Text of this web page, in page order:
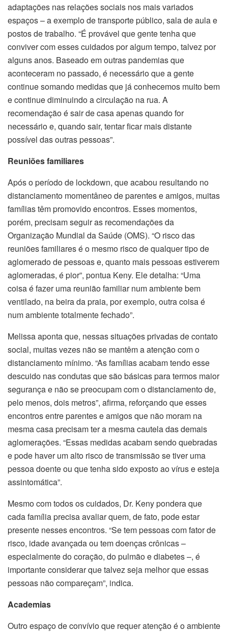
adaptações nas relações sociais nos mais variados
espaços – a exemplo de transporte público, sala de aula e
postos de trabalho. “É provável que gente tenha que
conviver com esses cuidados por algum tempo, talvez por
alguns anos. Baseado em outras pandemias que
aconteceram no passado, é necessário que a gente
continue somando medidas que já conhecemos muito bem
e continue diminuindo a circulação na rua. A
recomendação é sair de casa apenas quando for
necessário e, quando sair, tentar ficar mais distante
possível das outras pessoas”.
Reuniões familiares
Após o período de lockdown, que acabou resultando no
distanciamento momentâneo de parentes e amigos, muitas
famílias têm promovido encontros. Esses momentos,
porém, precisam seguir as recomendações da
Organização Mundial da Saúde (OMS). “O risco das
reuniões familiares é o mesmo risco de qualquer tipo de
aglomerado de pessoas e, quanto mais pessoas estiverem
aglomeradas, é pior”, pontua Keny. Ele detalha: “Uma
coisa é fazer uma reunião familiar num ambiente bem
ventilado, na beira da praia, por exemplo, outra coisa é
num ambiente totalmente fechado”.
Melissa aponta que, nessas situações privadas de contato
social, muitas vezes não se mantêm a atenção com o
distanciamento mínimo. “As famílias acabam tendo esse
descuido nas condutas que são básicas para termos maior
segurança e não se preocupam com o distanciamento de,
pelo menos, dois metros”, afirma, reforçando que esses
encontros entre parentes e amigos que não moram na
mesma casa precisam ter a mesma cautela das demais
aglomerações. “Essas medidas acabam sendo quebradas
e pode haver um alto risco de transmissão se tiver uma
pessoa doente ou que tenha sido exposto ao vírus e esteja
assintomática”.
Mesmo com todos os cuidados, Dr. Keny pondera que
cada família precisa avaliar quem, de fato, pode estar
presente nesses encontros. “Se tem pessoas com fator de
risco, idade avançada ou tem doenças crônicas –
especialmente do coração, do pulmão e diabetes –, é
importante considerar que talvez seja melhor que essas
pessoas não compareçam”, indica.
Academias
Outro espaço de convívio que requer atenção é o ambiente